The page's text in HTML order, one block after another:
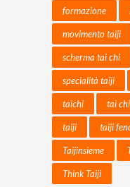
formazione
movimento taiji
scherma tai chi
specialità taiji
taichi tai
taiji taiji
Taijinsieme
Think Taiji